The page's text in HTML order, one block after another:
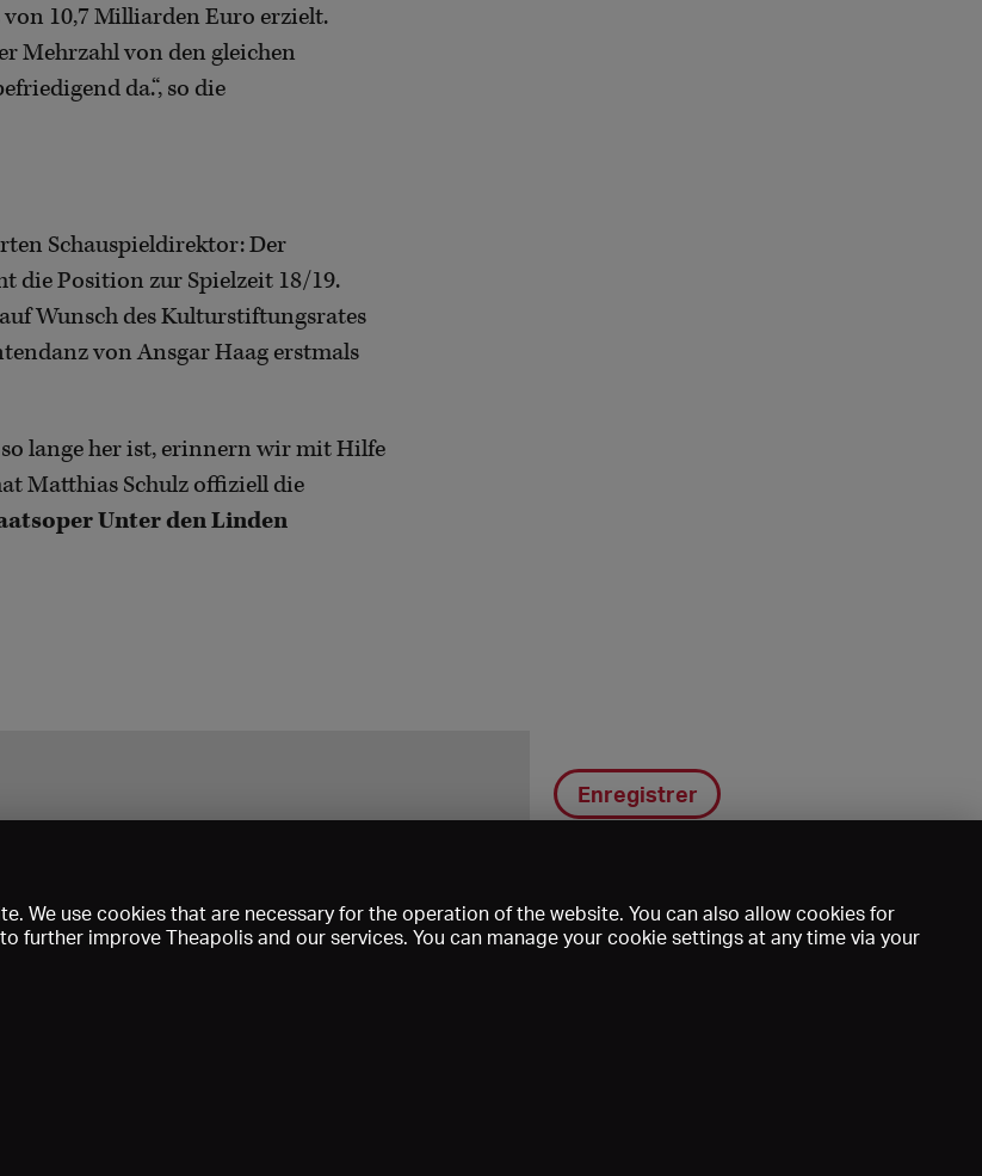
10,7 Milliarden Euro erzielt.
Mehrzahl von den gleichen
da.“, so die
Schauspieldirektor: Der
die Position zur Spielzeit 18/19.
Wunsch des Kulturstiftungsrates
von Ansgar Haag erstmals
lange her ist, erinnern wir mit Hilfe
Matthias Schulz offiziell die
Unter den Linden
Enregistrer
We use cookies that are necessary for the operation of the website. You can also allow cookies for
further improve Theapolis and our services. You can manage your cookie settings at any time via your